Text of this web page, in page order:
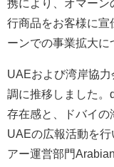
携により、オマーン
行商品をお客様に宣
ーンでの事業拡大に
UAEおよび湾岸協
調に推移しました。
存在感と、ドバイの
UAEの広報活動を
アー運営部門